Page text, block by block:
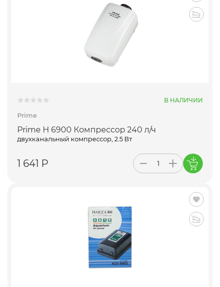
В НАЛИЧИИ
Prime
Prime H 6900 Компрессор 240 л/ч
двухканальный компрессор, 2.5 Вт
1 641 Р